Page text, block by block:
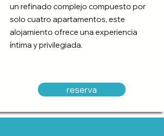
un refinado complejo compuesto por
solo cuatro apartamentos, este
alojamiento ofrece una experiencia
íntima y privilegiada.
reserva